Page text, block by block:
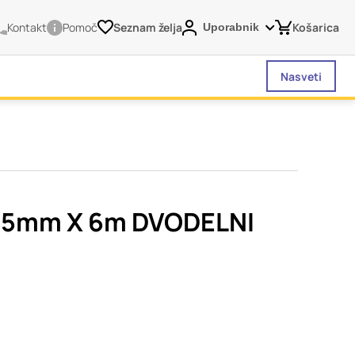
Kontakt Pomoč Seznam želja Uporabnik Košarica
Nasveti
X 6m DVODELNI
brskalnika,
ne
uporabniško
na vašo uporabo
Običajno